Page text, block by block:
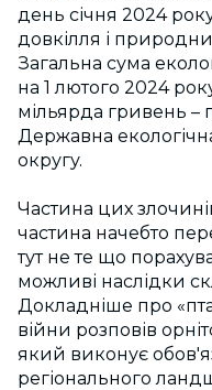
день січня 2024
довкілля і
Загальна сума
на 1 лютого 2024
мільярда гривень –
Державна
округу.
Частина цих
частина начебто
тут не те що
можливі наслідки
Докладніше про
війни розповів
який виконує
регіонального